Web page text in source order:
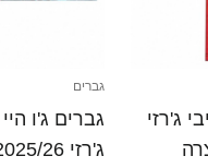
נייבי ג'רזי
גברים
ג'רזי 2025/26 חולצה קצרה